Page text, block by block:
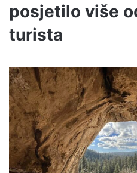
posjetilo više
turista